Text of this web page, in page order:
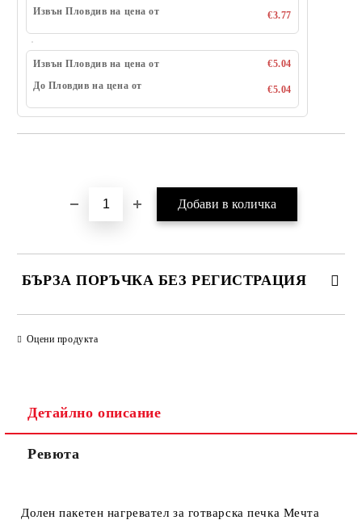
Извън Пловдив на цена от
€3.77
Извън Пловдив на цена от
€5.04
До Пловдив на цена от
€5.04
БЪРЗА ПОРЪЧКА БЕЗ РЕГИСТРАЦИЯ
Оцени продукта
Детайлно описание
Ревюта
Долен пакетен нагревател за готварска печка Мечта